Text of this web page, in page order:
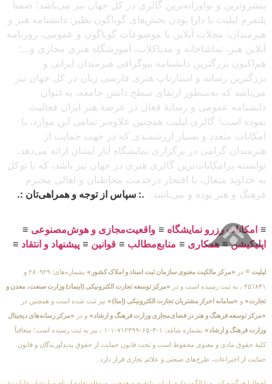
پیشروترین و نوآورانه‌ترین گالری در کل جهان نیز می‌باشد؛ ضمناً
پلتفرم لیلیت با دارا بودن بخش‌های گوناگون نظیر: دانشنامه هنر و
هنرمندان، مجلات آنلاین با موضوعات گوناگون و عمومی، روزنامه
آنلاین هنر، تماشاخانه و مدیاکلاب، آموزشگاه هنری مجازی و…؛
هم‌اکنون بزرگترین دانشنامه بیوگرافی هنرمندان ایرانی و
بزرگترین رسانه و استارتاپ هنری فارسی زبان در کل جهان نیز
می‌باشد که به‌منظور ارتقای سطح دانش جامعه، به‌عنوان
دانشنامه عمومی و رسانهٔ فعال در عرصهٔ هنر ایران فعالیت
نموده است؛ گالری لیلیت همچنین علاوه‌بر تمامی این موارد، با
امکانات متعدد و بسیار ارزشمندی که در جهت حمایت از
هنرمندان گرامی در برگزاری نمایشگاه آثار ایشان ارائه می‌دهد،
توانسته پرامکانات‌ترین گالری هنری در جهان نیز باشد، که با توکل
به خداوند متعال، با افتخار درخدمت مخاطبان و اهالی محترم
فرهنگ و هنر بوده و می‌باشد. .: سپاس از توجه و همراهی‌تان :.
≡ امکانات رزرو نمایشگاه ≡ واقعیت‌مجازی و هوش‌مصنوعی ≡
اپلیکیشن≡همکاری ≡ منابع‌مطالب ≡ قوانین ≡ پیشنهاد و انتقاد ≡
لیلیت ® در «مرکز مالکیت معنوی سازمان ثبت اسناد و املاک کشور»
بشماره‌های: ۲۸۰۹۲۹ و
۴۵۱۸۴۱ ، به ثبت رسیده است و در
«مرکز توسعه تجارت الکترونیکی (اینماد) وزارت صنعت، معدن و
تجارت» و «سامانه احراز مشتریان تجارت الکترونیکی (اِمتا)» نیز ثبت شده است و همچنین در
«مرکز توسعه فرهنگ و هنر در فضای‌مجازی وزارت فرهنگ و ارشاد» و در «مرکز رسانه‌های دیجیتال
وزارت فرهنگ و ارشاد»
بشماره شامَد: ۱-۳-۶۵-۷۱۲۳۹۹-۱-۱ ، نیز به ثبت رسیده است؛ متعاقباً
کلیهٔ حقوق مادی و معنوی محفوظ است و تحت قانون حمایت از حقوق پدیدآورندگان و قانون
حمایت از اختراعات، طرح‌های صنعتی و علائم تجاری قرار دارد.